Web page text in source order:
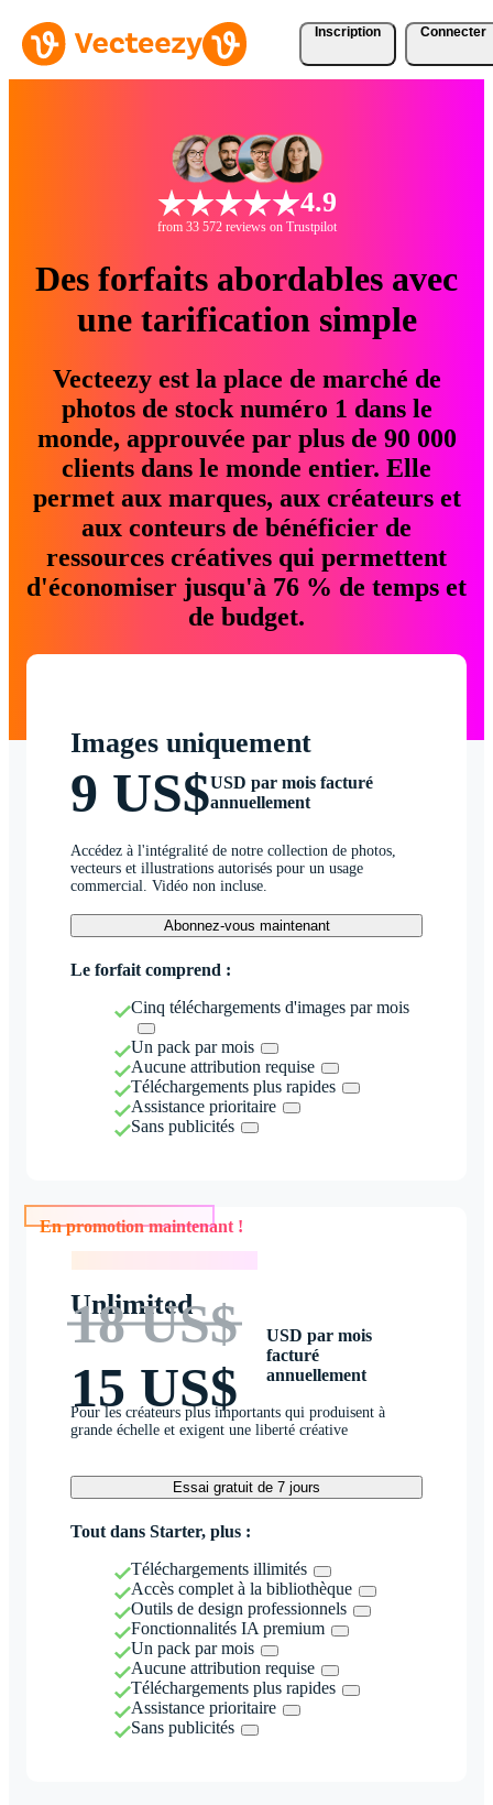
Inscription Connecter
4.9
from 33 572 reviews on Trustpilot
Des forfaits abordables avec
une tarification simple
Vecteezy est la place de marché de
photos de stock numéro 1 dans le
monde, approuvée par plus de 90 000
clients dans le monde entier. Elle
permet aux marques, aux créateurs et
aux conteurs de bénéficier de
ressources créatives qui permettent
d'économiser jusqu'à 76 % de temps et
de budget.
Images uniquement
9 US$USD par mois facturé
annuellement
Accédez à l'intégralité de notre collection de photos,
vecteurs et illustrations autorisés pour un usage
commercial. Vidéo non incluse.
Abonnez-vous maintenant
Le forfait comprend :
Cinq téléchargements d'images par mois
Un pack par mois
Aucune attribution requise
Téléchargements plus rapides
Assistance prioritaire
Sans publicités
En promotion maintenant !
Unlimited
18 US$
15 US$
USD par mois
facturé
annuellement
Pour les créateurs plus importants qui produisent à
grande échelle et exigent une liberté créative
Essai gratuit de 7 jours
Tout dans Starter, plus :
Téléchargements illimités
Accès complet à la bibliothèque
Outils de design professionnels
Fonctionnalités IA premium
Un pack par mois
Aucune attribution requise
Téléchargements plus rapides
Assistance prioritaire
Sans publicités